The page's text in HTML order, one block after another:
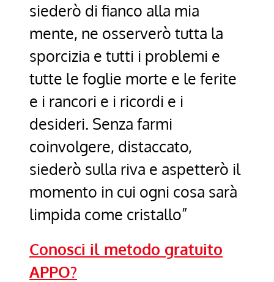
siederò di fianco alla mia
mente, ne osserverò tutta la
sporcizia e tutti i problemi e
tutte le foglie morte e le ferite
e i rancori e i ricordi e i
desideri. Senza farmi
coinvolgere, distaccato,
siederò sulla riva e aspetterò il
momento in cui ogni cosa sarà
limpida come cristallo”
Conosci il metodo gratuito
APPO?